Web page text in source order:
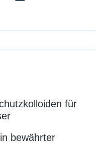
für
bewährter